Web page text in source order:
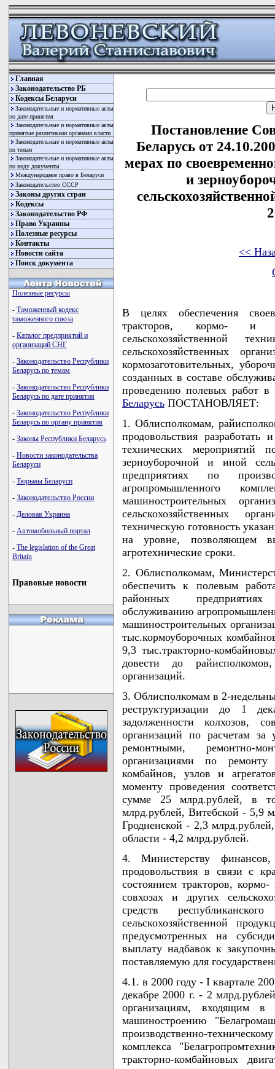
Главная
Законодательство РБ
Кодексы Беларуси
Законодательные и нормативные акты
по дате принятия
Законодательные и нормативные акты
принятые различными органами власти
Законодательные и нормативные акты
по темам
Законодательные и нормативные акты
по виду документы
Международное право в Беларуси
Законодательство СССР
Законы других стран
Кодексы
Законодательство РФ
Право Украины
Полезные ресурсы
Контакты
Новости сайта
Поиск документа
Полезные ресурсы
- Таможенный кодекс
таможенного союза
- Каталог предприятий и
организаций СНГ
- Законодательство Республики
Беларусь по темам
- Законодательство Республики
Беларусь по дате принятия
- Законодательство Республики
Беларусь по органу принятия
- Законы Республики Беларусь
- Новости законодательства
Беларуси
- Тюрьмы Беларуси
- Законодательство России
- Деловая Украина
- Автомобильный портал
- The legislation of the Great
Britain
Правовые новости
Постановление
Беларусь от
мерах по
и
<<
В целях обеспечения
тракторов, кормо- и
сельскохозяйственной
сельскохозяйственных
кормозаготовительных,
созданных в составе
проведению полевых работ
Беларусь ПОСТАНОВЛЯЕТ:
1. Облисполкомам,
продовольствия разработать
технических мероприятий
зерноуборочной и иной
предприятиях по
агропромышленного
машиностроительных
сельскохозяйственных
техническую готовность
на уровне, позволяющем
агротехнические сроки.
2. Облисполкомам,
обеспечить к полевым
районных предприятиях
обслуживанию
машиностроительных
тыс.кормоуборочных
9,3 тыс.тракторно-
довести до
организаций.
3. Облисполкомам в 2-
реструктуризации до 1
задолженности колхозов,
организаций по расчетам за
ремонтными,
организациями по
комбайнов, узлов и
моменту проведения
сумме 25 млрд.рублей, в
млрд.рублей, Витебской - 5,9
Гродненской - 2,3
области - 4,2 млрд.рублей.
4. Министерству финансов,
продовольствия в связи с
состоянием тракторов,
совхозах и других
средств
сельскохозяйственной
предусмотренных на
выплату надбавок к
поставляемую для
4.1. в 2000 году - I квартале
декабре 2000 г. - 2
организациям, входящим в
машиностроению
производственно-
комплекса
тракторно-комбайновых